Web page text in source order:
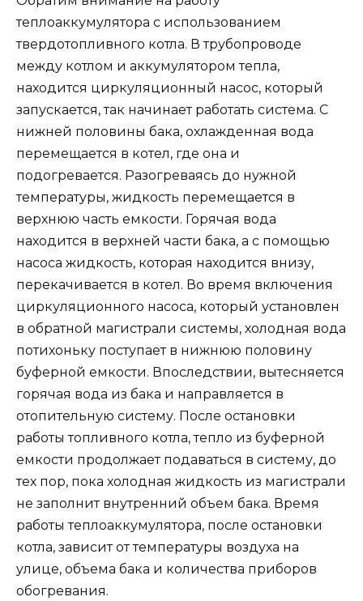
теплоаккумулятора с использованием
твердотопливного котла. В трубопроводе
между котлом и аккумулятором тепла,
находится циркуляционный насос, который
запускается, так начинает работать система. С
нижней половины бака, охлажденная вода
перемещается в котел, где она и
подогревается. Разогреваясь до нужной
температуры, жидкость перемещается в
верхнюю часть емкости. Горячая вода
находится в верхней части бака, а с помощью
насоса жидкость, которая находится внизу,
перекачивается в котел. Во время включения
циркуляционного насоса, который установлен
в обратной магистрали системы, холодная вода
потихоньку поступает в нижнюю половину
буферной емкости. Впоследствии, вытесняется
горячая вода из бака и направляется в
отопительную систему. После остановки
работы топливного котла, тепло из буферной
емкости продолжает подаваться в систему, до
тех пор, пока холодная жидкость из магистрали
не заполнит внутренний объем бака. Время
работы теплоаккумулятора, после остановки
котла, зависит от температуры воздуха на
улице, объема бака и количества приборов
обогревания.